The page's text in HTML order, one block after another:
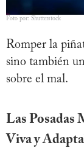
Foto por: Shutterstock
Romper la
sino también
sobre el mal.
Las Posadas
Viva y